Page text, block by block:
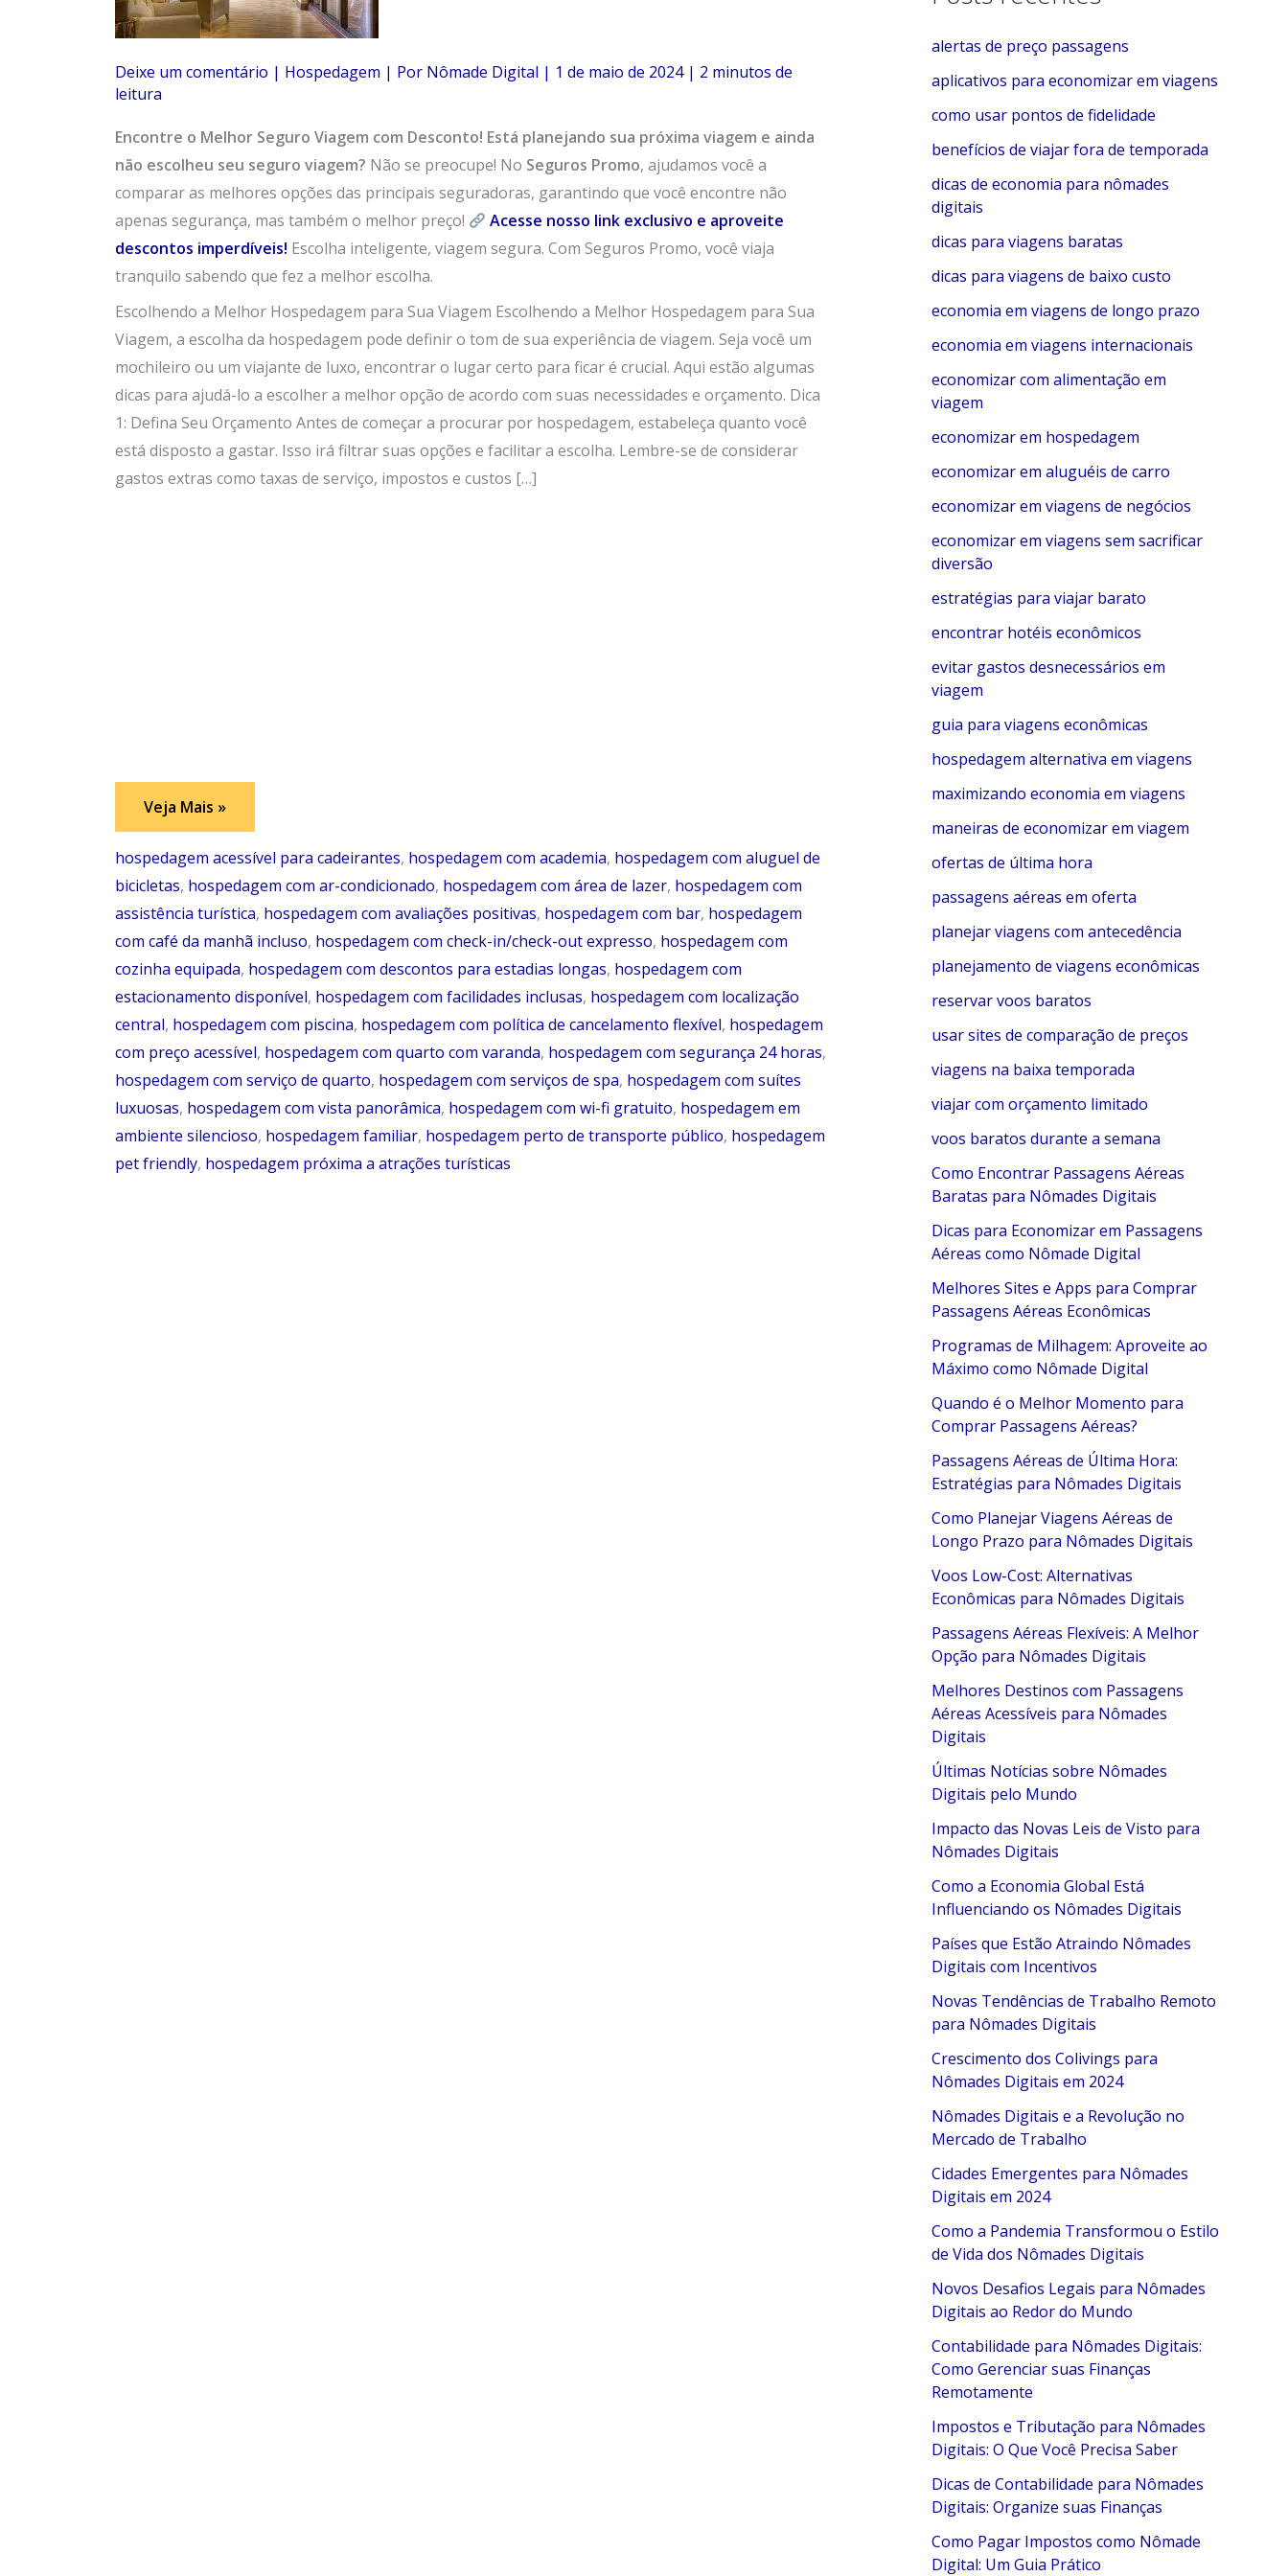
Deixe um comentário | Hospedagem | Por Nômade Digital | 1 de maio de 2024 | 2 minutos de
leitura
Encontre o Melhor Seguro Viagem com Desconto! Está planejando sua próxima viagem e ainda
não escolheu seu seguro viagem? Não se preocupe! No Seguros Promo, ajudamos você a
comparar as melhores opções das principais seguradoras, garantindo que você encontre não
apenas segurança, mas também o melhor preço!
Acesse nosso link exclusivo e aproveite
descontos imperdíveis! Escolha inteligente, viagem segura. Com Seguros Promo, você viaja
tranquilo sabendo que fez a melhor escolha.
Escolhendo a Melhor Hospedagem para Sua Viagem Escolhendo a Melhor Hospedagem para Sua
Viagem, a escolha da hospedagem pode definir o tom de sua experiência de viagem. Seja você um
mochileiro ou um viajante de luxo, encontrar o lugar certo para ficar é crucial. Aqui estão algumas
dicas para ajudá-lo a escolher a melhor opção de acordo com suas necessidades e orçamento. Dica
1: Defina Seu Orçamento Antes de começar a procurar por hospedagem, estabeleça quanto você
está disposto a gastar. Isso irá filtrar suas opções e facilitar a escolha. Lembre-se de considerar
gastos extras como taxas de serviço, impostos e custos […]
Escolhendo
Melhor
Hospedagem
para
Sua
Viagem
Veja Mais »
hospedagem acessível para cadeirantes, hospedagem com academia, hospedagem com aluguel de
bicicletas, hospedagem com ar-condicionado, hospedagem com área de lazer, hospedagem com
assistência turística, hospedagem com avaliações positivas, hospedagem com bar, hospedagem
com café da manhã incluso, hospedagem com check-in/check-out expresso, hospedagem com
cozinha equipada, hospedagem com descontos para estadias longas, hospedagem com
estacionamento disponível, hospedagem com facilidades inclusas, hospedagem com localização
central, hospedagem com piscina, hospedagem com política de cancelamento flexível, hospedagem
com preço acessível, hospedagem com quarto com varanda, hospedagem com segurança 24 horas,
hospedagem com serviço de quarto, hospedagem com serviços de spa, hospedagem com suítes
luxuosas, hospedagem com vista panorâmica, hospedagem com wi-fi gratuito, hospedagem em
ambiente silencioso, hospedagem familiar, hospedagem perto de transporte público, hospedagem
pet friendly, hospedagem próxima a atrações turísticas
g
o
r
i
s
alertas de preço passagens
aplicativos para economizar em viagens
como usar pontos de fidelidade
benefícios de viajar fora de temporada
dicas de economia para nômades
digitais
dicas para viagens baratas
dicas para viagens de baixo custo
economia em viagens de longo prazo
economia em viagens internacionais
economizar com alimentação em
viagem
economizar em hospedagem
economizar em aluguéis de carro
economizar em viagens de negócios
economizar em viagens sem sacrificar
diversão
estratégias para viajar barato
encontrar hotéis econômicos
evitar gastos desnecessários em
viagem
guia para viagens econômicas
hospedagem alternativa em viagens
maximizando economia em viagens
maneiras de economizar em viagem
ofertas de última hora
passagens aéreas em oferta
planejar viagens com antecedência
planejamento de viagens econômicas
reservar voos baratos
usar sites de comparação de preços
viagens na baixa temporada
viajar com orçamento limitado
voos baratos durante a semana
Como Encontrar Passagens Aéreas
Baratas para Nômades Digitais
Dicas para Economizar em Passagens
Aéreas como Nômade Digital
Melhores Sites e Apps para Comprar
Passagens Aéreas Econômicas
Programas de Milhagem: Aproveite ao
Máximo como Nômade Digital
Quando é o Melhor Momento para
Comprar Passagens Aéreas?
Passagens Aéreas de Última Hora:
Estratégias para Nômades Digitais
Como Planejar Viagens Aéreas de
Longo Prazo para Nômades Digitais
Voos Low-Cost: Alternativas
Econômicas para Nômades Digitais
Passagens Aéreas Flexíveis: A Melhor
Opção para Nômades Digitais
Melhores Destinos com Passagens
Aéreas Acessíveis para Nômades
Digitais
Últimas Notícias sobre Nômades
Digitais pelo Mundo
Impacto das Novas Leis de Visto para
Nômades Digitais
Como a Economia Global Está
Influenciando os Nômades Digitais
Países que Estão Atraindo Nômades
Digitais com Incentivos
Novas Tendências de Trabalho Remoto
para Nômades Digitais
Crescimento dos Colivings para
Nômades Digitais em 2024
Nômades Digitais e a Revolução no
Mercado de Trabalho
Cidades Emergentes para Nômades
Digitais em 2024
Como a Pandemia Transformou o Estilo
de Vida dos Nômades Digitais
Novos Desafios Legais para Nômades
Digitais ao Redor do Mundo
Contabilidade para Nômades Digitais:
Como Gerenciar suas Finanças
Remotamente
Impostos e Tributação para Nômades
Digitais: O Que Você Precisa Saber
Dicas de Contabilidade para Nômades
Digitais: Organize suas Finanças
Como Pagar Impostos como Nômade
Digital: Um Guia Prático